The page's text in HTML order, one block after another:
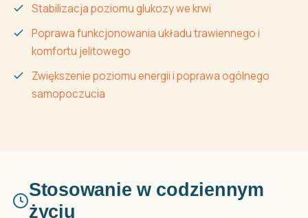
Stabilizacja poziomu glukozy we krwi
Poprawa funkcjonowania układu trawiennego i
komfortu jelitowego
Zwiększenie poziomu energii i poprawa ogólnego
samopoczucia
Stosowanie w codziennym
życiu